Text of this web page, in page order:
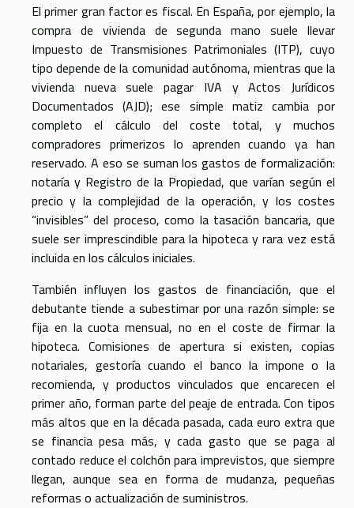
El primer gran factor es fiscal. En España, por ejemplo, la
compra de vivienda de segunda mano suele llevar
Impuesto de Transmisiones Patrimoniales (ITP), cuyo
tipo depende de la comunidad autónoma, mientras que la
vivienda nueva suele pagar IVA y Actos Jurídicos
Documentados (AJD); ese simple matiz cambia por
completo el cálculo del coste total, y muchos
compradores primerizos lo aprenden cuando ya han
reservado. A eso se suman los gastos de formalización:
notaría y Registro de la Propiedad, que varían según el
precio y la complejidad de la operación, y los costes
“invisibles” del proceso, como la tasación bancaria, que
suele ser imprescindible para la hipoteca y rara vez está
incluida en los cálculos iniciales.
También influyen los gastos de financiación, que el
debutante tiende a subestimar por una razón simple: se
fija en la cuota mensual, no en el coste de firmar la
hipoteca. Comisiones de apertura si existen, copias
notariales, gestoría cuando el banco la impone o la
recomienda, y productos vinculados que encarecen el
primer año, forman parte del peaje de entrada. Con tipos
más altos que en la década pasada, cada euro extra que
se financia pesa más, y cada gasto que se paga al
contado reduce el colchón para imprevistos, que siempre
llegan, aunque sea en forma de mudanza, pequeñas
reformas o actualización de suministros.